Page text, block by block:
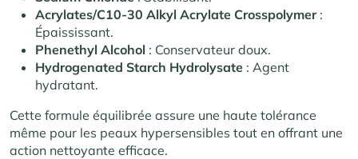
Acrylates/C10-30 Alkyl Acrylate Crosspolymer:
Épaississant.
Phenethyl Alcohol : Conservateur doux.
Hydrogenated Starch Hydrolysate : Agent
hydratant.
Cette formule équilibrée assure une haute tolérance
même pour les peaux hypersensibles tout en offrant une
action nettoyante efficace.